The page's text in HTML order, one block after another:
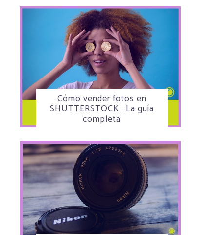
Cómo vender fotos en
SHUTTERSTOCK . La guía
completa